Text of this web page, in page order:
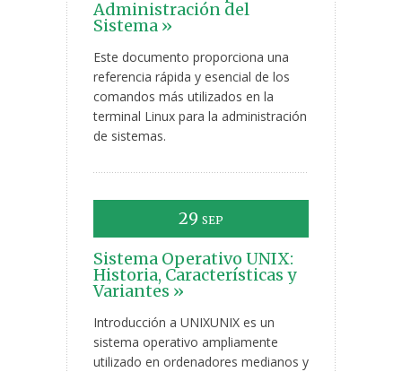
Administración del
Sistema »
Este documento proporciona una
referencia rápida y esencial de los
comandos más utilizados en la
terminal Linux para la administración
de sistemas.
29 SEP
Sistema Operativo UNIX:
Historia, Características y
Variantes »
Introducción a UNIXUNIX es un
sistema operativo ampliamente
utilizado en ordenadores medianos y